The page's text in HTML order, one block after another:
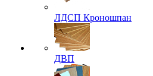
ЛДСП Кроношпан
ДВП